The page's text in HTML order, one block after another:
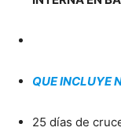
QUE INCLUYE
25 días de